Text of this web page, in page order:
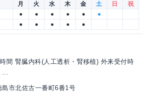
月 火 水 木 金 土 日
祝
● ● ● ● ●
●
● ● ● ● ●
間 腎臓内科(人工透析・腎移植) 外来受付時
...
市北佐古一番町6番1号